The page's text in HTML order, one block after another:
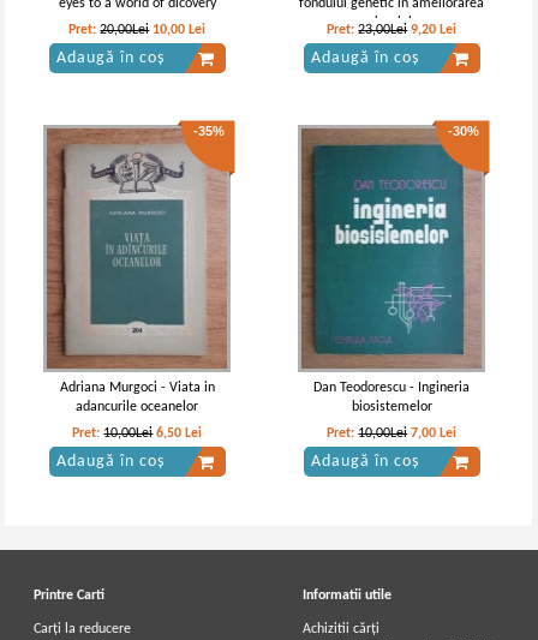
eyes to a world of dicovery
Pret:20,00Lei 10,00 Lei
Adaugă în coș
fondului genetic in ameliorarea
animalelor
Pret:23,00Lei 9,20 Lei
Adaugă în coș
-35%
Adriana Murgoci - Viata in
adancurile oceanelor
Pret:10,00Lei 6,50 Lei
Adaugă în coș
-30%
Dan Teodorescu - Ingineria
biosistemelor
Pret:10,00Lei 7,00 Lei
Adaugă în coș
Printre Carti
Carți la reducere
Informatii utile
Achizitii cărți